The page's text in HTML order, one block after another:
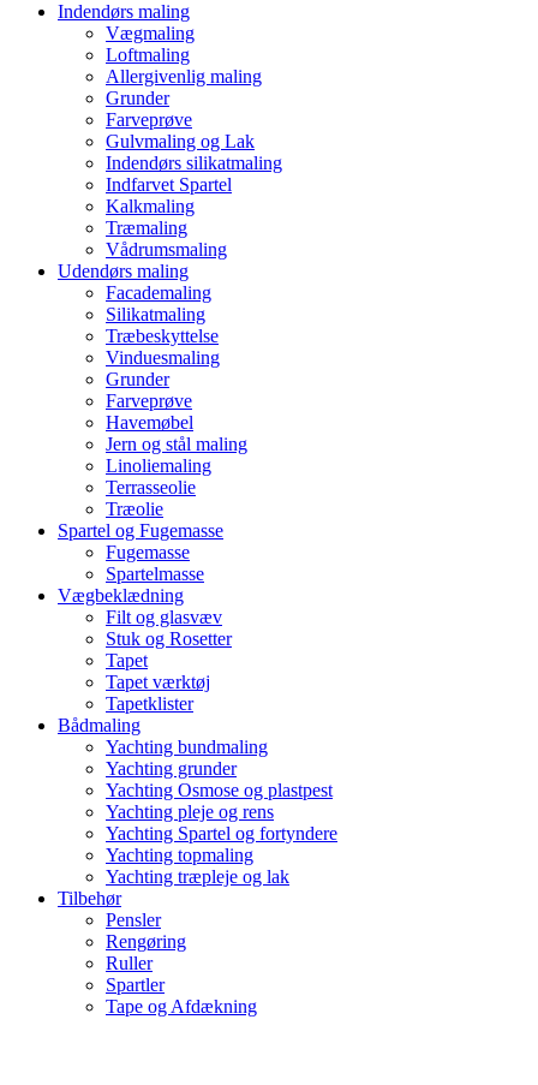
Indendørs maling
Vægmaling
Loftmaling
Allergivenlig maling
Grunder
Farveprøve
Gulvmaling og Lak
Indendørs silikatmaling
Indfarvet Spartel
Kalkmaling
Træmaling
Vådrumsmaling
Udendørs maling
Facademaling
Silikatmaling
Træbeskyttelse
Vinduesmaling
Grunder
Farveprøve
Havemøbel
Jern og stål maling
Linoliemaling
Terrasseolie
Træolie
Spartel og Fugemasse
Fugemasse
Spartelmasse
Vægbeklædning
Filt og glasvæv
Stuk og Rosetter
Tapet
Tapet værktøj
Tapetklister
Bådmaling
Yachting bundmaling
Yachting grunder
Yachting Osmose og plastpest
Yachting pleje og rens
Yachting Spartel og fortyndere
Yachting topmaling
Yachting træpleje og lak
Tilbehør
Pensler
Rengøring
Ruller
Spartler
Tape og Afdækning